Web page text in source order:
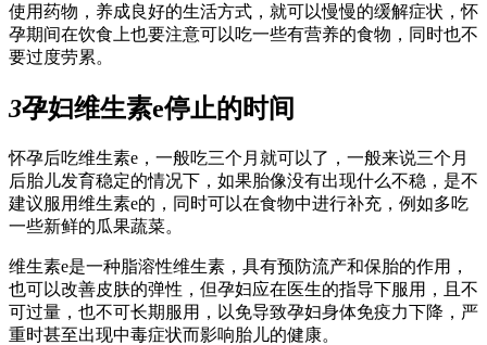
使用药物，养成良好的生活方式，就可以慢慢的缓解症状，怀
孕期间在饮食上也要注意可以吃一些有营养的食物，同时也不
要过度劳累。
3孕妇维生素e停止的时间
怀孕后吃维生素e，一般吃三个月就可以了，一般来说三个月
后胎儿发育稳定的情况下，如果胎像没有出现什么不稳，是不
建议服用维生素e的，同时可以在食物中进行补充，例如多吃
一些新鲜的瓜果蔬菜。
维生素e是一种脂溶性维生素，具有预防流产和保胎的作用，
也可以改善皮肤的弹性，但孕妇应在医生的指导下服用，且不
可过量，也不可长期服用，以免导致孕妇身体免疫力下降，严
重时甚至出现中毒症状而影响胎儿的健康。